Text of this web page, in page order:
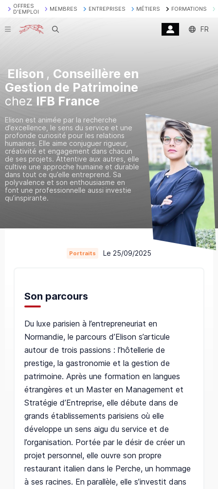
OFFRES
D'EMPLOI
MEMBRES ENTREPRISES MÉTIERS FORMATIONS
Recherche FR
Elison , Conseillère en
Gestion de Patrimoine
chez IFB France
Elison est animée par la recherche
d’excellence, le sens du service et une
profonde curiosité pour les relations
humaines. Elle aime conjuguer rigueur,
créativité et engagement dans chacun
de ses projets. Attentive aux autres, elle
cultive une approche humaine et durable
dans tout ce qu’elle entreprend. Sa
polyvalence et son enthousiasme en
font une professionnelle aussi investie
qu’inspirante.
Portraits Le 25/09/2025
Son parcours
Du luxe parisien à l’entrepreneuriat en
Normandie, le parcours d’Elison s’articule
autour de trois passions : l’hôtellerie de
prestige, la gastronomie et la gestion de
patrimoine. Après une formation en langues
étrangères et un Master en Management et
Stratégie d’Entreprise, elle débute dans de
grands établissements parisiens où elle
développe un sens aigu du service et de
l’organisation. Portée par le désir de créer un
projet personnel, elle ouvre son propre
restaurant italien dans le Perche, un hommage
à ses racines. En parallèle, elle s’investit dans